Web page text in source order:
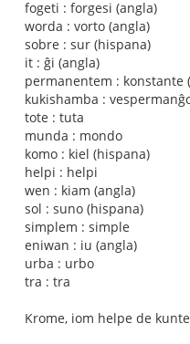
fogeti : forgesi (angla)
worda : vorto (angla)
sobre : sur (hispana)
it : ĝi (angla)
permanentem : konstante
kukishamba :
tote : tuta
munda : mondo
komo : kiel (hispana)
helpi : helpi
wen : kiam (angla)
sol : suno (hispana)
simplem : simple
eniwan : iu (angla)
urba : urbo
tra : tra
Krome, iom helpe de